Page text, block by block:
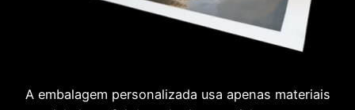
A embalagem personalizada usa apenas materiais